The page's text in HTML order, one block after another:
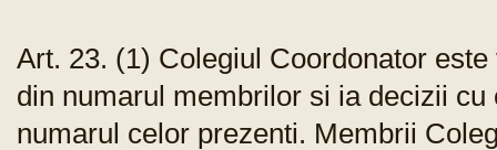
Art. 23. (1) Colegiul Coordonator
din numarul membrilor si ia decizii
numarul celor prezenti. Membrii